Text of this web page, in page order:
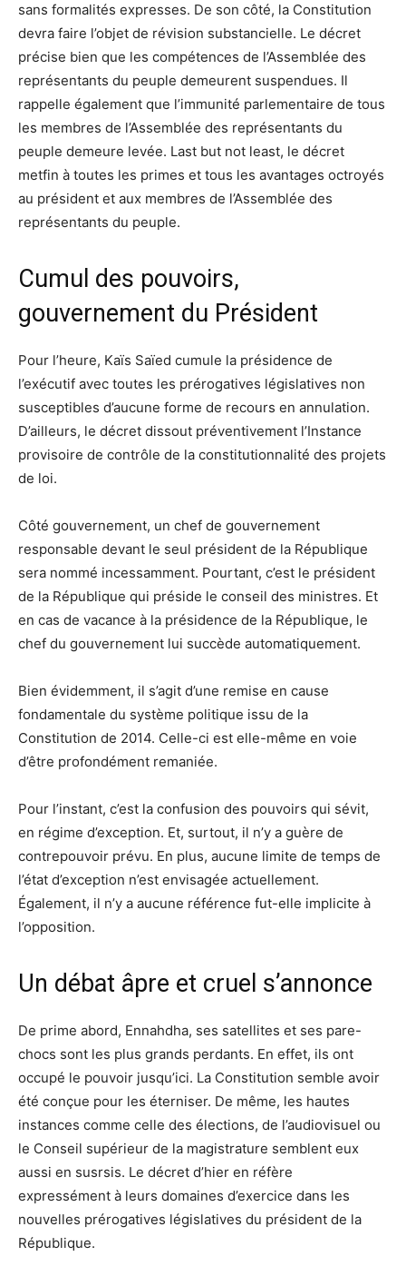
sans formalités expresses. De son côté, la Constitution
devra faire l’objet de révision substancielle. Le décret
précise bien que les compétences de l’Assemblée des
représentants du peuple demeurent suspendues. Il
rappelle également que l’immunité parlementaire de tous
les membres de l’Assemblée des représentants du
peuple demeure levée. Last but not least, le décret
metfin à toutes les primes et tous les avantages octroyés
au président et aux membres de l’Assemblée des
représentants du peuple.
Cumul des pouvoirs,
gouvernement du Président
Pour l’heure, Kaïs Saïed cumule la présidence de
l’exécutif avec toutes les prérogatives législatives non
susceptibles d’aucune forme de recours en annulation.
D’ailleurs, le décret dissout préventivement l’Instance
provisoire de contrôle de la constitutionnalité des projets
de loi.
Côté gouvernement, un chef de gouvernement
responsable devant le seul président de la République
sera nommé incessamment. Pourtant, c’est le président
de la République qui préside le conseil des ministres. Et
en cas de vacance à la présidence de la République, le
chef du gouvernement lui succède automatiquement.
Bien évidemment, il s’agit d’une remise en cause
fondamentale du système politique issu de la
Constitution de 2014. Celle-ci est elle-même en voie
d’être profondément remaniée.
Pour l’instant, c’est la confusion des pouvoirs qui sévit,
en régime d’exception. Et, surtout, il n’y a guère de
contrepouvoir prévu. En plus, aucune limite de temps de
l’état d’exception n’est envisagée actuellement.
Également, il n’y a aucune référence fut-elle implicite à
l’opposition.
Un débat âpre et cruel s’annonce
De prime abord, Ennahdha, ses satellites et ses pare-
chocs sont les plus grands perdants. En effet, ils ont
occupé le pouvoir jusqu’ici. La Constitution semble avoir
été conçue pour les éterniser. De même, les hautes
instances comme celle des élections, de l’audiovisuel ou
le Conseil supérieur de la magistrature semblent eux
aussi en susrsis. Le décret d’hier en réfère
expressément à leurs domaines d’exercice dans les
nouvelles prérogatives législatives du président de la
République.